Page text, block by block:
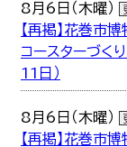
8月6日（木曜）
【再掲】花巻市
コースターづく
11日）
8月6日（木曜）
【再掲】花巻市